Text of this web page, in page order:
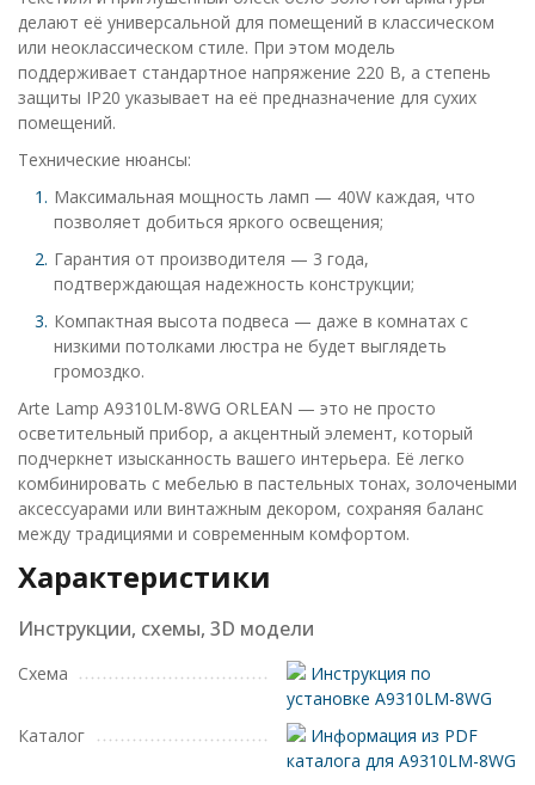
делают её универсальной для помещений в классическом
или неоклассическом стиле. При этом модель
поддерживает стандартное напряжение 220 В, а степень
защиты IP20 указывает на её предназначение для сухих
помещений.
Технические нюансы:
Максимальная мощность ламп — 40W каждая, что
позволяет добиться яркого освещения;
Гарантия от производителя — 3 года,
подтверждающая надежность конструкции;
Компактная высота подвеса — даже в комнатах с
низкими потолками люстра не будет выглядеть
громоздко.
Arte Lamp A9310LM-8WG ORLEAN — это не просто
осветительный прибор, а акцентный элемент, который
подчеркнет изысканность вашего интерьера. Её легко
комбинировать с мебелью в пастельных тонах, золочеными
аксессуарами или винтажным декором, сохраняя баланс
между традициями и современным комфортом.
Характеристики
Инструкции, схемы, 3D модели
Схема
Инструкция по
установке A9310LM-8WG
Каталог
Информация из PDF
каталога для A9310LM-8WG